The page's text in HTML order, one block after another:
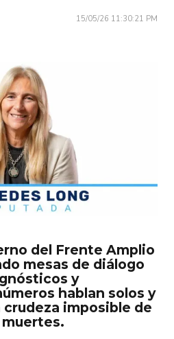
15/05/26 11:30:21 PM
del Frente Amplio
mesas de diálogo
y
hablan solos y
crudeza imposible de